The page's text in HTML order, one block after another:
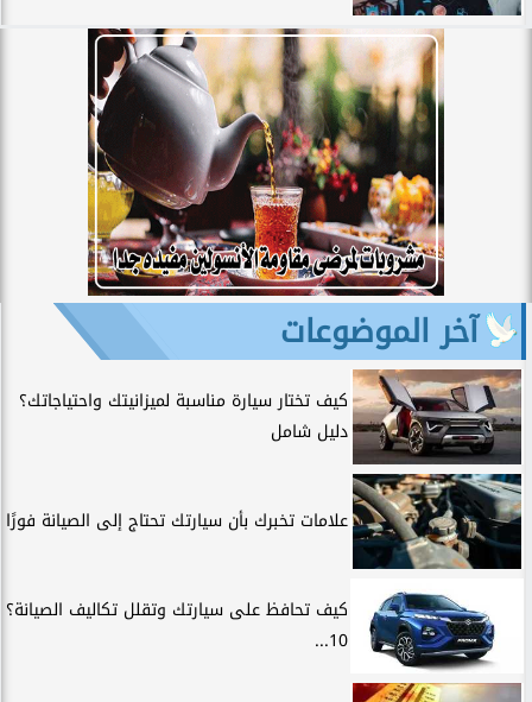
آخر الموضوعات
كيف تختار سيارة مناسبة لميزانيتك واحتياجاتك؟
دليل شامل
علامات تخبرك بأن سيارتك تحتاج إلى الصيانة فورًا
كيف تحافظ على سيارتك وتقلل تكاليف الصيانة؟
10...